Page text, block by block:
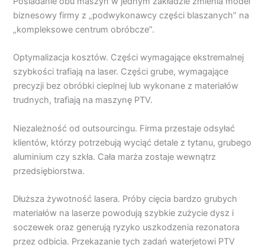
biznesowy firmy z „podwykonawcy części blaszanych” na
„kompleksowe centrum obróbcze”.
Optymalizacja kosztów. Części wymagające ekstremalnej
szybkości trafiają na laser. Części grube, wymagające
precyzji bez obróbki cieplnej lub wykonane z materiałów
trudnych, trafiają na maszynę PTV.
Niezależność od outsourcingu. Firma przestaje odsyłać
klientów, którzy potrzebują wyciąć detale z tytanu, grubego
aluminium czy szkła. Cała marża zostaje wewnątrz
przedsiębiorstwa.
Dłuższa żywotność lasera. Próby cięcia bardzo grubych
materiałów na laserze powodują szybkie zużycie dysz i
soczewek oraz generują ryzyko uszkodzenia rezonatora
przez odbicia. Przekazanie tych zadań waterjetowi PTV